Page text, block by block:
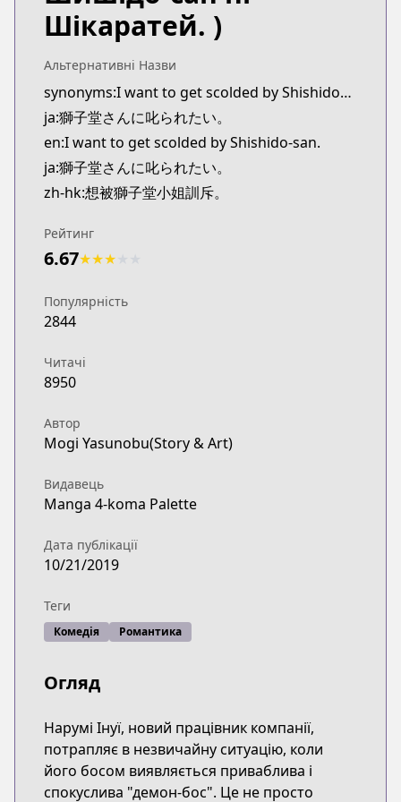
Шікаратей. )
Альтернативні Назви
synonyms:I want to get scolded by Shishidou-san.
ja:獅子堂さんに叱られたい。
en:I want to get scolded by Shishido-san.
ja:獅子堂さんに叱られたい。
zh-hk:想被獅子堂小姐訓斥。
Рейтинг
6.67★★★
Популярність
2844
Читачі
8950
Автор
Mogi Yasunobu(Story & Art)
Видавець
Manga 4-koma Palette
Дата публікації
10/21/2019
Теги
Комедія Романтика
Огляд
Нарумі Інуї, новий працівник компанії,
потрапляє в незвичайну ситуацію, коли
його босом виявляється приваблива і
спокуслива "демон-бос". Це не просто